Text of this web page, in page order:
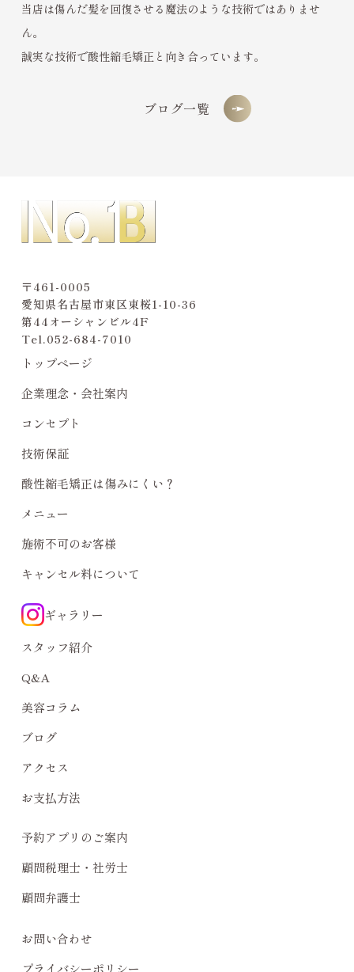
当店は傷んだ髪を回復させる魔法のような技術ではありませ
ん。
誠実な技術で酸性縮毛矯正と向き合っています。
ブログ一覧
〒461-0005
愛知県名古屋市東区東桜1-10-36
第44オーシャンビル4F
Tel.052-684-7010
トップページ
企業理念・会社案内
コンセプト
技術保証
酸性縮毛矯正は傷みにくい？
メニュー
施術不可のお客様
キャンセル料について
ギャラリー
スタッフ紹介
Q&A
美容コラム
ブログ
アクセス
お支払方法
予約アプリのご案内
顧問税理士・社労士
顧問弁護士
お問い合わせ